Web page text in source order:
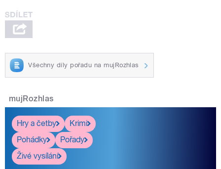
Všechny díly pořadu na mujRozhlas
mujRozhlas
Hry a četby
Krimi
Pohádky
Pořady
Živé vysílání